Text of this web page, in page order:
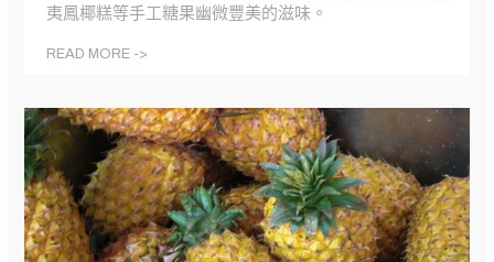
夷鳳椰糕等手工糖果幽微豐美的滋味。
READ MORE ->